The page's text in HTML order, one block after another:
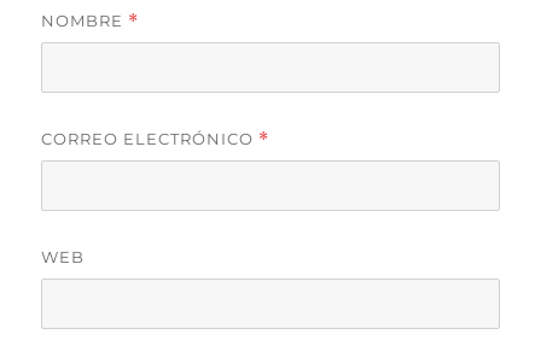
NOMBRE *
CORREO ELECTRÓNICO *
WEB